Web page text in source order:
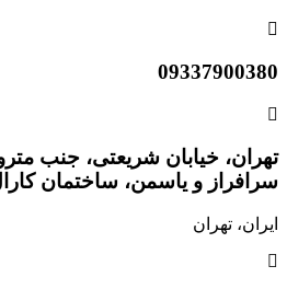
09337900380
تهران، خیابان شریعتی، جنب
سرافراز و یاسمن، ساختمان
ایران، تهران